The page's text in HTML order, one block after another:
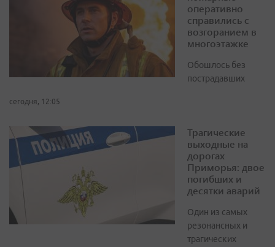
оперативно
справились с
возгоранием в
многоэтажке
Обошлось без
пострадавших
сегодня, 12:05
Трагические
выходные на
дорогах
Приморья: двое
погибших и
десятки аварий
Один из самых
резонансных и
трагических